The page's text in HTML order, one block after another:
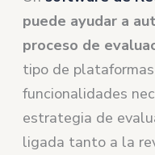
puede ayudar a
proceso de
tipo de
funcionalidades
estrategia de
ligada tanto a la